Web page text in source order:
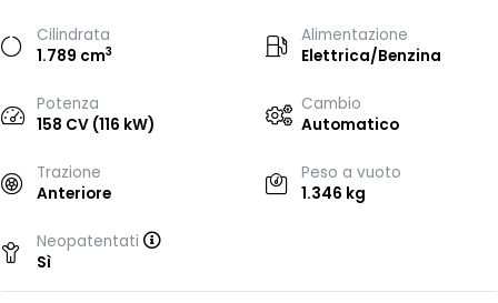
Cilindrata
1.789 cm3
Alimentazione
Elettrica/Benzina
Potenza
158 CV (116 kW)
Cambio
Automatico
Trazione
Anteriore
Peso a vuoto
1.346 kg
Neopatentati
Sì